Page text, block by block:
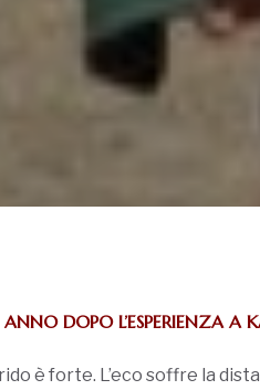
DOPO L’ESPERIENZA A
è forte. L’eco soffre la